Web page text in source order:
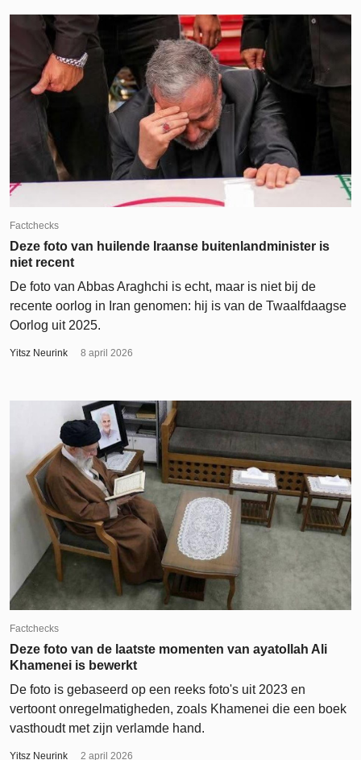
Factchecks
Deze foto van huilende Iraanse buitenlandminister is
niet recent
De foto van Abbas Araghchi is echt, maar is niet bij de
recente oorlog in Iran genomen: hij is van de Twaalfdaagse
Oorlog uit 2025.
Yitsz Neurink 8 april 2026
Factchecks
Deze foto van de laatste momenten van ayatollah Ali
Khamenei is bewerkt
De foto is gebaseerd op een reeks foto's uit 2023 en
vertoont onregelmatigheden, zoals Khamenei die een boek
vasthoudt met zijn verlamde hand.
Yitsz Neurink 2 april 2026